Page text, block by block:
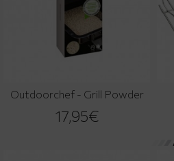
Outdoorchef - Grill Powder
17,95€